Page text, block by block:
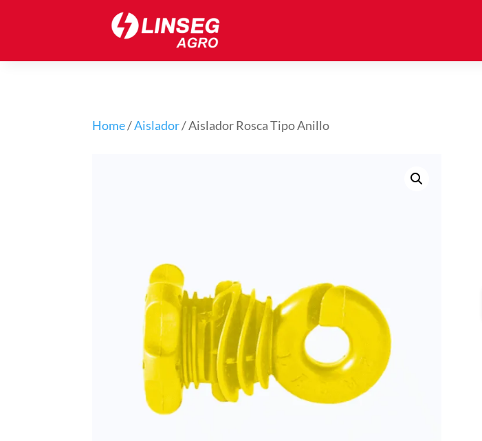
Home/Aislador/ Aislador Rosca Tipo Anillo